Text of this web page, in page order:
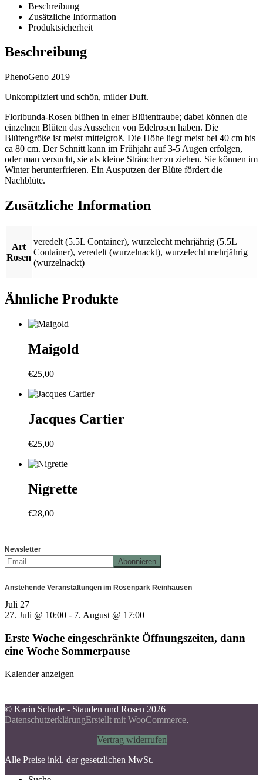
Beschreibung
Zusätzliche Information
Produktsicherheit
Beschreibung
PhenoGeno 2019
Unkompliziert und schön, milder Duft.
Floribunda-Rosen blühen in einer Blütentraube; dabei können die
einzelnen Blüten das Aussehen von Edelrosen haben. Die
Blütengröße ist meist mittelgroß. Die Höhe liegt meist bei 40 cm bis
ca 80 cm. Der Schnitt kann im Frühjahr auf 3-5 Augen erfolgen,
oder man versucht, sie als kleine Sträucher zu ziehen. Sie können im
Winter herunterfrieren. Ein Ausputzen der Blüte fördert die
Nachblüte.
Zusätzliche Information
Art
Rosen
veredelt (5.5L Container), wurzelecht mehrjährig (5.5L
Container), veredelt (wurzelnackt), wurzelecht mehrjährig
(wurzelnackt)
Ähnliche Produkte
Maigold
€25,00
Jacques Cartier
€25,00
Nigrette
€28,00
Newsletter
Anstehende Veranstaltungen im Rosenpark Reinhausen
Juli 27
27. Juli @ 10:00 - 7. August @ 17:00
Erste Woche eingeschränkte Öffnungszeiten, dann
eine Woche Sommerpause
Kalender anzeigen
© Karin Schade - Stauden und Rosen 2026
DatenschutzerklärungErstellt mit WooCommerce.
Vertrag widerrufen
Alle Preise inkl. der gesetzlichen MwSt.